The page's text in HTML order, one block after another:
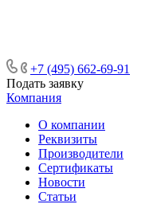
+7 (495) 662-69-91
Подать заявку
Компания
О компании
Реквизиты
Производители
Сертификаты
Новости
Статьи